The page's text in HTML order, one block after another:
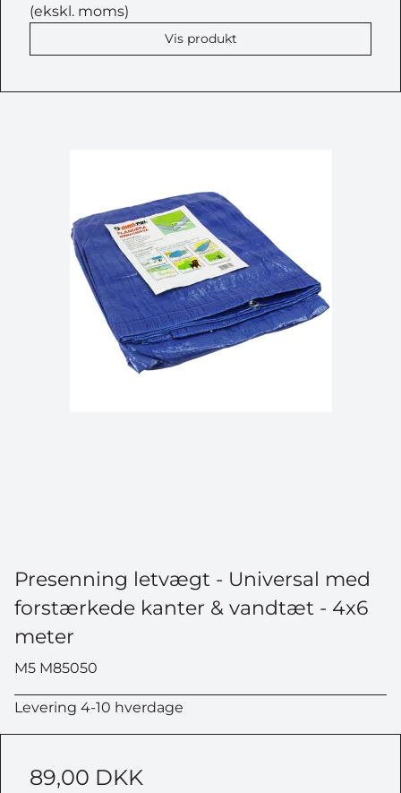
(ekskl. moms)
Vis produkt
Presenning letvægt - Universal med
forstærkede kanter & vandtæt - 4x6
meter
M5 M85050
Levering 4-10 hverdage
89,00 DKK